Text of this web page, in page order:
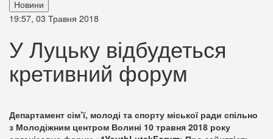
Новини
19:57, 03 Травня 2018
У Луцьку відбудеться
кретивний форум
Департамент сім’ї, молоді та спорту міської ради спільно
з Молодіжним центром Волині 10 травня 2018 року